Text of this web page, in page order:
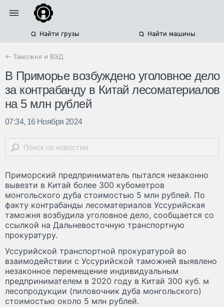
Найти грузы Найти машины
← Таможня и ВЭД
В Приморье возбуждено уголовное дело
за контрабанду в Китай лесоматериалов
на 5 млн рублей
07:34, 16 Ноября 2024
Приморский предприниматель пытался незаконно
вывезти в Китай более 300 кубометров
монгольского дуба стоимостью 5 млн рублей. По
факту контрабанды лесоматериалов Уссурийская
таможня возбудила уголовное дело, сообщается со
ссылкой на Дальневосточную транспортную
прокуратуру.
Уссурийской транспортной прокуратурой во
взаимодействии с Уссурийской таможней выявлено
незаконное перемещение индивидуальным
предпринимателем в 2020 году в Китай 300 куб. м
лесопродукции (пиловочник дуба монгольского)
стоимостью около 5 млн рублей.